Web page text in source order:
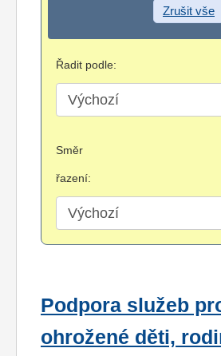
Zrušit vše
Řadit podle:
Směr
řazení:
Podpora služeb
ohrožené děti,